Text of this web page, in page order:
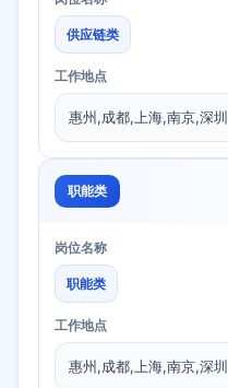
供应链类
工作地点
惠州,成都,上海,南京,深圳
职能类
岗位名称
职能类
工作地点
惠州,成都,上海,南京,深圳